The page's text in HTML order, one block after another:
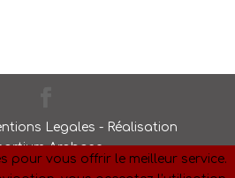
Legales - Réalisation
Arobase
modelages non thérapeutiques et non
pour vous offrir le meilleur service.